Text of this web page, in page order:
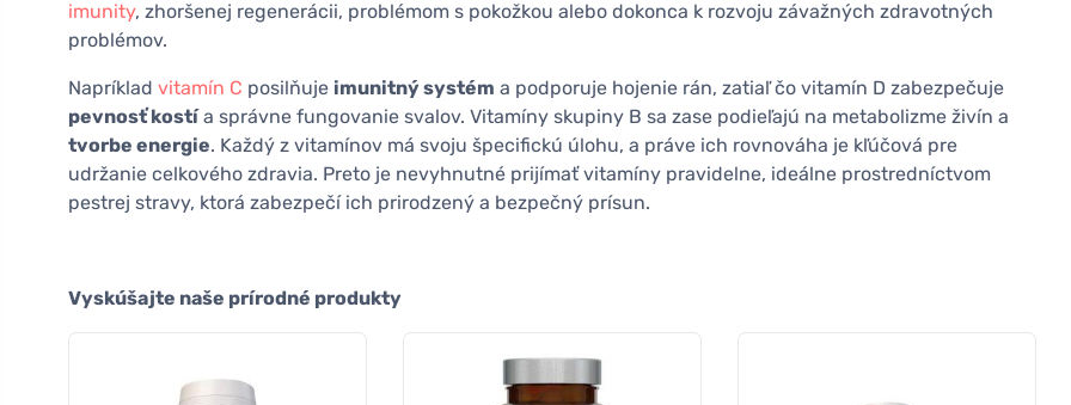
imunity, zhoršenej regenerácii, problémom s pokožkou alebo dokonca k rozvoju závažných zdravotných
problémov.
Napríklad vitamín C posilňuje imunitný systém a podporuje hojenie rán, zatiaľ čo vitamín D zabezpečuje
pevnosť kostía správne fungovanie svalov. Vitamíny skupiny B sa zase podieľajú na metabolizme živín a
tvorbe energie. Každý z vitamínov má svoju špecifickú úlohu, a práve ich rovnováha je kľúčová pre
udržanie celkového zdravia. Preto je nevyhnutné prijímať vitamíny pravidelne, ideálne prostredníctvom
pestrej stravy, ktorá zabezpečí ich prirodzený a bezpečný prísun.
Vyskúšajte naše prírodné produkty